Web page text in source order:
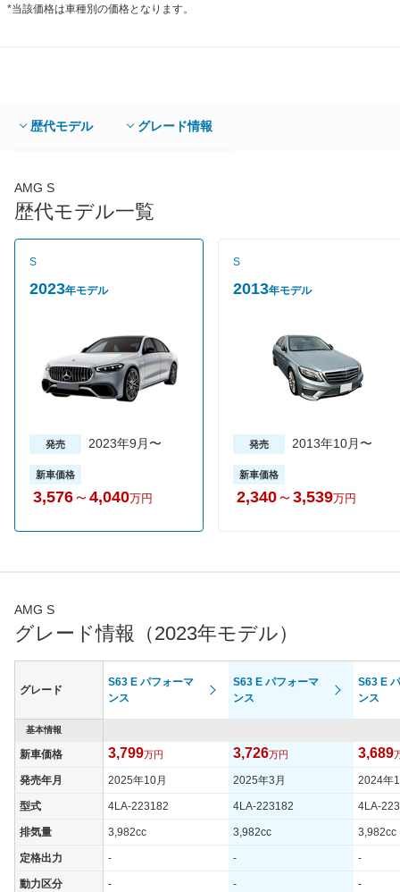
*当該価格は車種別の価格となります。
歴代モデル グレード情報
AMG S
歴代モデル一覧
S
2023年モデル
発売 2023年9月〜
新車価格
3,576～ 4,040万円
S
2013年モデル
発売 2013年10月〜
新車価格
2,340～ 3,539万円
AMG S
グレード情報（2023年モデル）
グレード
S63 E パフォーマ
ンス
S63 E パフォーマ
ンス
S63 E
ンス
基本情報
新車価格 3,799万円 3,726万円 3,689
発売年月 2025年10月 2025年3月 2024年
型式 4LA-223182 4LA-223182 4LA-
排気量 3,982cc 3,982cc 3,982cc
定格出力 - - -
動力区分 - - -